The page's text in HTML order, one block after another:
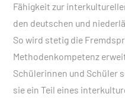
Fähigkeit zur
den deutschen und
So wird stetig die
Methodenkompetenz
Schülerinnen und Schüler
sie ein Teil eines